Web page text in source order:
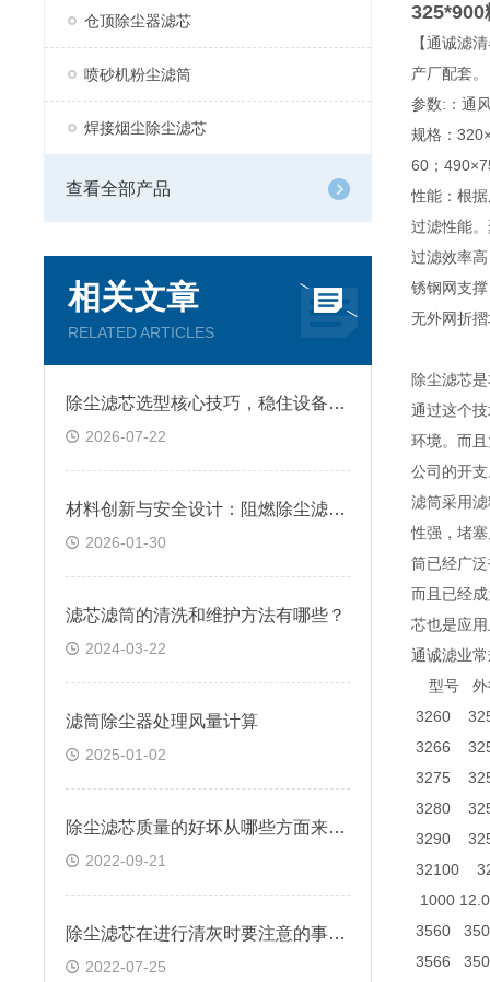
仓顶除尘器滤芯
喷砂机粉尘滤筒
焊接烟尘除尘滤芯
查看全部产品
相关文章
RELATED ARTICLES
除尘滤芯选型核心技巧，稳住设备除尘工况
2026-07-22
材料创新与安全设计：阻燃除尘滤筒技术原理及跨行业应用深析
2026-01-30
滤芯滤筒的清洗和维护方法有哪些？
2024-03-22
滤筒除尘器处理风量计算
2025-01-02
除尘滤芯质量的好坏从哪些方面来判断？
2022-09-21
除尘滤芯在进行清灰时要注意的事项有哪些
2022-07-25
325*900
【通诚滤
产厂配套。
参数:：通
规格：
60；
性能：根
过滤性能
过滤效率
锈钢网支
无外网折
除尘滤芯
通过这个
环境。而
公司的开
滤筒采用
性强，堵
筒已经广
而且已经
芯也是应
通诚滤业
型号 外
3260
3266
3275
3280
3290
32100
1000 12.0
3560
3566